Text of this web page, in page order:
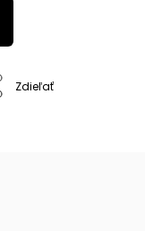
Zdieľať